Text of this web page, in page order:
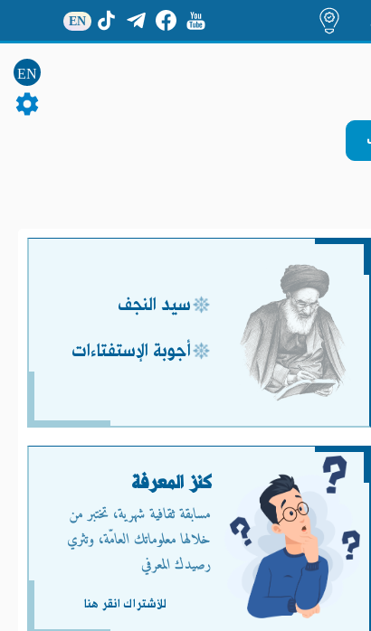
EN
EN
سيد النجف
أجوبة الإستفتاءات
كنز المعرفة
مسابقة ثقافية شهرية، تختبر من
خلالها معلوماتك العامّة، وتثري
رصيدك المعرفي
للأشتراك انقر هنا